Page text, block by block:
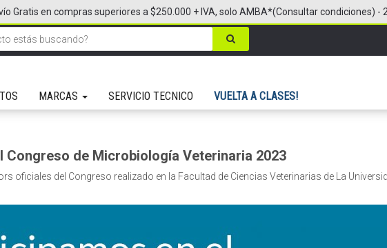
MARCAS SERVICIO TECNICO VUELTA A CLASES!
Gratis en compras superiores a $250.000 + IVA, solo AMBA*(Consultar condiciones) -
Congreso de Microbiología Veterinaria 2023
oficiales del Congreso realizado en la Facultad de Ciencias Veterinarias de La